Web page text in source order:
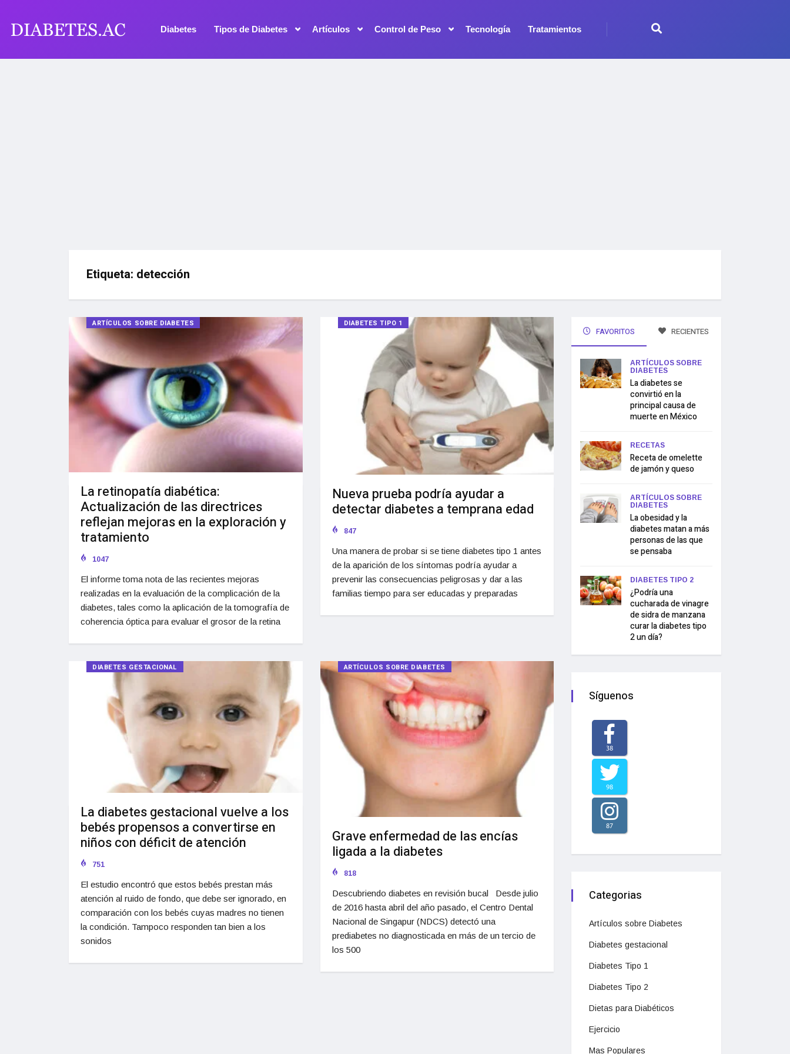
Diabetes Tipos de Diabetes Artículos Control de Peso Tecnología Tratamientos
Etiqueta: detección
ARTÍCULOS SOBRE DIABETES
La retinopatía diabética:
Actualización de las directrices
reflejan mejoras en la exploración y
tratamiento
1047
El informe toma nota de las recientes mejoras
realizadas en la evaluación de la complicación de la
diabetes, tales como la aplicación de la tomografía de
coherencia óptica para evaluar el grosor de la retina
DIABETES TIPO 1
Nueva prueba podría ayudar a
detectar diabetes a temprana edad
847
Una manera de probar si se tiene diabetes tipo 1 antes
de la aparición de los síntomas podría ayudar a
prevenir las consecuencias peligrosas y dar a las
familias tiempo para ser educadas y preparadas
DIABETES GESTACIONAL
La diabetes gestacional vuelve a los
bebés propensos a convertirse en
niños con déficit de atención
751
El estudio encontró que estos bebés prestan más
atención al ruido de fondo, que debe ser ignorado, en
comparación con los bebés cuyas madres no tienen
la condición. Tampoco responden tan bien a los
sonidos
ARTÍCULOS SOBRE DIABETES
Grave enfermedad de las encías
ligada a la diabetes
818
Descubriendo diabetes en revisión bucal Desde julio
de 2016 hasta abril del año pasado, el Centro Dental
Nacional de Singapur (NDCS) detectó una
prediabetes no diagnosticada en más de un tercio de
los 500
FAVORITOS RECIENTES
ARTÍCULOS SOBRE
DIABETES
La diabetes se
convirtió en la
principal causa de
muerte en México
RECETAS
Receta de omelette
de jamón y queso
ARTÍCULOS SOBRE
DIABETES
La obesidad y la
diabetes matan a más
personas de las que
se pensaba
DIABETES TIPO 2
¿Podría una
cucharada de vinagre
de sidra de manzana
curar la diabetes tipo
2 un día?
Síguenos
38
98
87
Categorias
Artículos sobre Diabetes
Diabetes gestacional
Diabetes Tipo 1
Diabetes Tipo 2
Dietas para Diabéticos
Ejercicio
Mas Populares